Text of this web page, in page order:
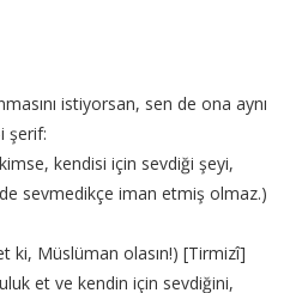
istiyorsan, sen de ona aynı
şerif:
kendisi için sevdiği şeyi,
sevmedikçe iman etmiş olmaz.)
ki, Müslüman olasın!) [Tirmizî]
et ve kendin için sevdiğini,